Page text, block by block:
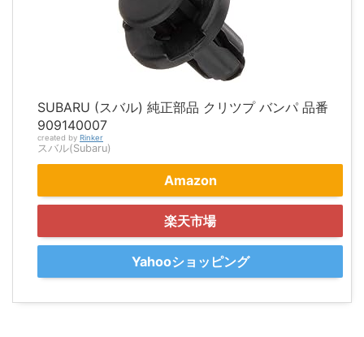
SUBARU (スバル) 純正部品 クリツプ バンパ 品番
909140007
created by Rinker
スバル(Subaru)
Amazon
楽天市場
Yahooショッピング